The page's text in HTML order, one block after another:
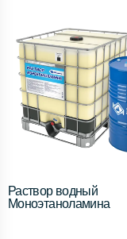
Раствор водный
Моноэтаноламина